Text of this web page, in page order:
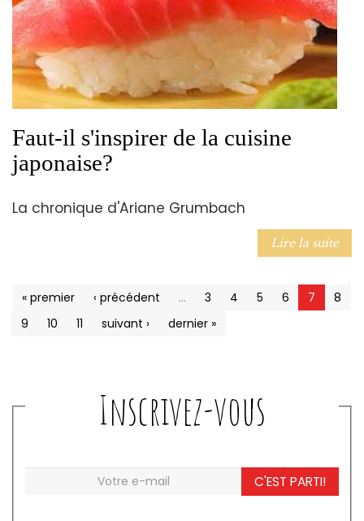
Faut-il s'inspirer de la cuisine
japonaise?
La chronique d'Ariane Grumbach
Lire la suite
« premier ‹ précédent … 3 4 5 6 7
8
9
10 11 suivant › dernier »
Inscrivez-vous
C'EST PARTI!